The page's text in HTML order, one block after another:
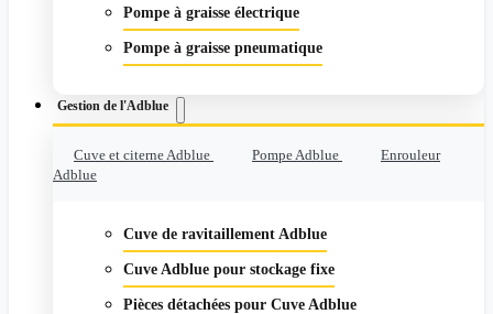
Pompe à graisse électrique
Pompe à graisse pneumatique
Gestion de l'Adblue
Cuve et citerne Adblue Pompe Adblue
Enrouleur
Adblue
Cuve de ravitaillement Adblue
Cuve Adblue pour stockage fixe
Pièces détachées pour Cuve Adblue